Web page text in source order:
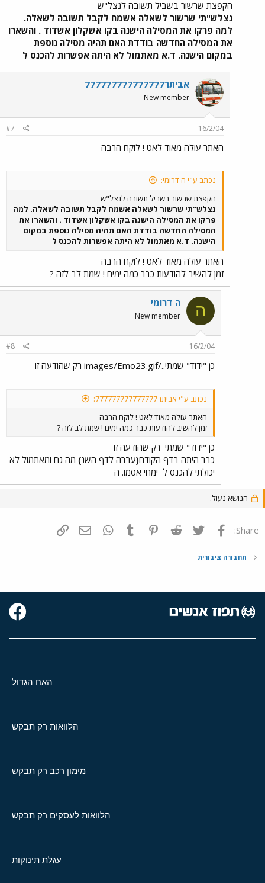
הקפצת שרשור בשביל תשובה לנצל"ש
נצלש"תי שרשור לשאלה אשמח לקבל תשובה לשאלה.
למה פרקו את המסילה הישנה בקו אשקלון אשדוד . והשארו
את המסילה החדשה בודדת האם תהיה מסילה נוספת
במקום הישנה. ד.א מאתמול לא היתה אפשרות להכנס ל
אביתר777777777777777
New member
16/2/04
#7
האתר עולה מאוד לאט ! לוקח הרבה
נכתב ע"י ה דרומי:
הקפצת שרשור בשביל תשובה לנצל"ש
נצלש"תי שרשור לשאלה אשמח לקבל תשובה לשאלה. למה
פרקו את המסילה הישנה בקו אשקלון אשדוד . והשארו את
המסילה החדשה בודדת האם תהיה מסילה נוספת במקום
הישנה. ד.א מאתמול לא היתה אפשרות להכנס ל
האתר עולה מאוד לאט ! לוקח הרבה
זמן להשיב להודעות כבר כמה ימים ! שמת לב לזה ?
ה ה דרומי
New member
16/2/04
#8
כן "ידוד" שמתי../images/Emo23.gif רק שהודעה זו
נכתב ע"י אביתר777777777777777:
האתר עולה מאוד לאט ! לוקח הרבה
זמן להשיב להודעות כבר כמה ימים ! שמת לב לזה ?
כן "ידוד" שמתי רק שהודעה זו
כבר היתה בדף הקודם{עברה לדף השנ} מה גם ומאתמול לא
יכולתי להכנס ל ימחי אסמו. ה
הנושא נעול.
Share: פייסבוק Twitter
Reddit
Pinterest
Tumblr
WhatsAppדואר אלקטרוני
תחבורה ציבורית
האח הגדול
הלוואות רק תבקש
מימון רכב רק תבקש
הלוואות לעסקים רק תבקש
עגלת תינוקות